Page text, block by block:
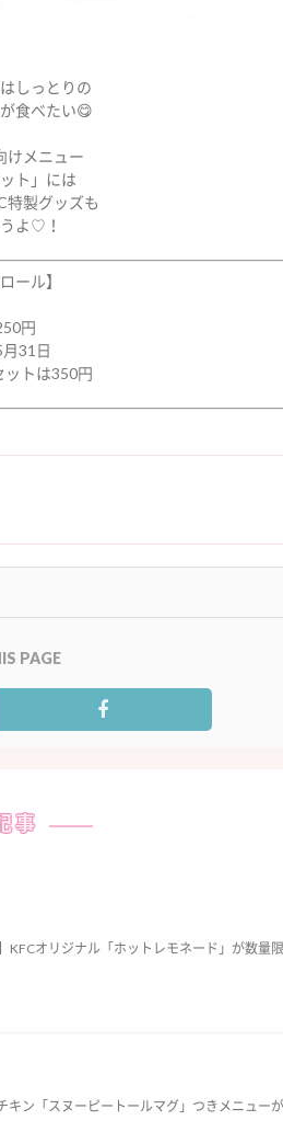
しっとりの
食べたい😋
けメニュー
ト」には
特製グッズも
よ♡！
ール】
円
31日
トは350円
PAGE
事
KFCオリジナル「ホットレモネード」が数量
キン「スヌーピートールマグ」つきメニュー